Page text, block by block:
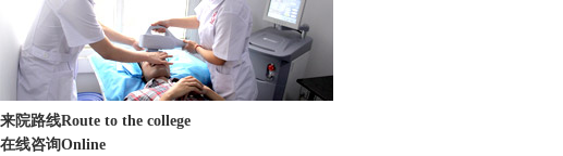
来院路线Route to the college
在线咨询Online